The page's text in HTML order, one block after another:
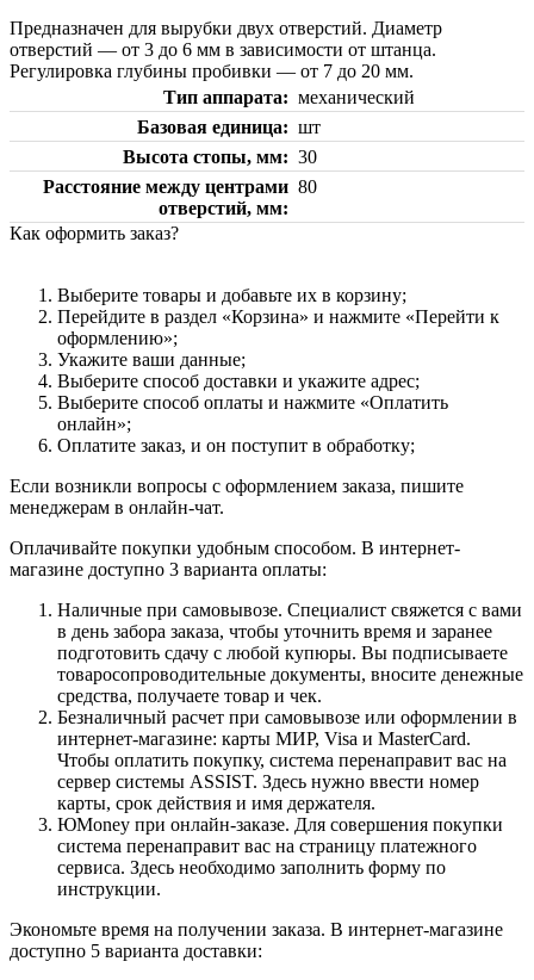
Предназначен для вырубки двух отверстий. Диаметр
отверстий — от 3 до 6 мм в зависимости от штанца.
Регулировка глубины пробивки — от 7 до 20 мм.
Тип аппарата
механический
Базовая единица
шт
Высота стопы, мм
30
Расстояние между центрами
отверстий, мм
80
Как оформить заказ?
Выберите товары и добавьте их в корзину;
Перейдите в раздел «Корзина» и нажмите «Перейти к
оформлению»;
Укажите ваши данные;
Выберите способ доставки и укажите адрес;
Выберите способ оплаты и нажмите «Оплатить
онлайн»;
Оплатите заказ, и он поступит в обработку;
Если возникли вопросы с оформлением заказа, пишите
менеджерам в онлайн-чат.
Оплачивайте покупки удобным способом. В интернет-
магазине доступно 3 варианта оплаты:
Наличные при самовывозе. Специалист свяжется с вами
в день забора заказа, чтобы уточнить время и заранее
подготовить сдачу с любой купюры. Вы подписываете
товаросопроводительные документы, вносите денежные
средства, получаете товар и чек.
Безналичный расчет при самовывозе или оформлении в
интернет-магазине: карты МИР, Visa и MasterCard.
Чтобы оплатить покупку, система перенаправит вас на
сервер системы ASSIST. Здесь нужно ввести номер
карты, срок действия и имя держателя.
ЮMoney при онлайн-заказе. Для совершения покупки
система перенаправит вас на страницу платежного
сервиса. Здесь необходимо заполнить форму по
инструкции.
Экономьте время на получении заказа. В интернет-магазине
доступно 5 варианта доставки: